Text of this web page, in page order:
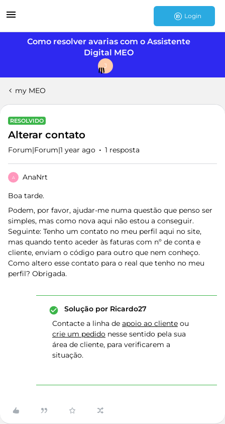
Login
Como resolver avarias com o Assistente
Digital MEO
J
my MEO
RESOLVIDO
Alterar contato
Forum|Forum|1 year ago 1 resposta
A AnaNrt
Boa tarde.
Podem, por favor, ajudar-me numa questão que penso ser
simples, mas como nova aqui não estou a conseguir.
Seguinte: Tenho um contato no meu perfil aqui no site,
mas quando tento aceder às faturas com nº de conta e
cliente, enviam o código para outro que nem conheço.
Como altero esse contato para o real que tenho no meu
perfil? Obrigada.
Solução por Ricardo27
Contacte a linha de apoio ao cliente ou
crie um pedido nesse sentido pela sua
área de cliente, para verificarem a
situação.